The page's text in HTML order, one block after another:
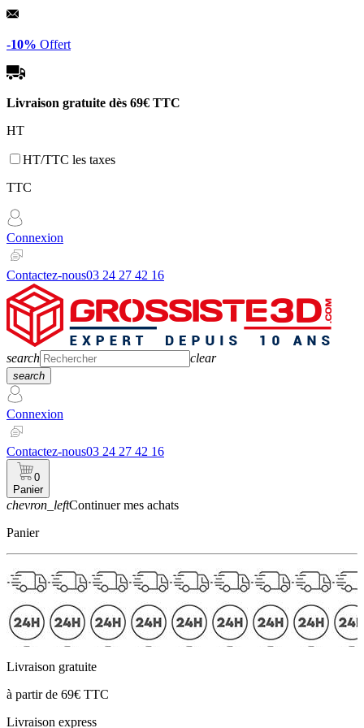
Panneau de gestion des cookies
-10% Offert
Livraison gratuite dès 69€ TTC
HT
HT/TTC les taxes
TTC
Connexion
Contactez-nous03 24 27 42 16
search clear
search
Connexion
Contactez-nous03 24 27 42 16
0
Panier
chevron_leftContinuer mes achats
Panier
Livraison gratuite
à partir de 69€ TTC
Livraison express